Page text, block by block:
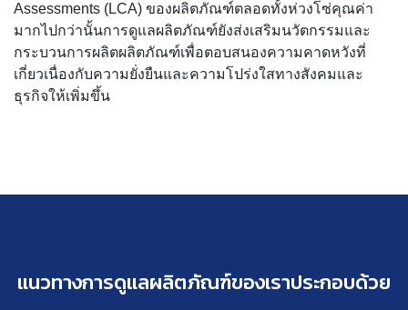
Assessments (LCA) ของผลิตภัณฑ์ตลอดทั้งห่วงโซ่คุณค่า
มากไปกว่านั้นการดูแลผลิตภัณฑ์ยังส่งเสริมนวัตกรรมและ
กระบวนการผลิตผลิตภัณฑ์เพื่อตอบสนองความคาดหวังที่
เกี่ยวเนื่องกับความยั่งยืนและความโปร่งใสทางสังคมและ
ธุรกิจให้เพิ่มขึ้น
แนวทางการดูแลผลิตภัณฑ์ของเราประกอบด้วย